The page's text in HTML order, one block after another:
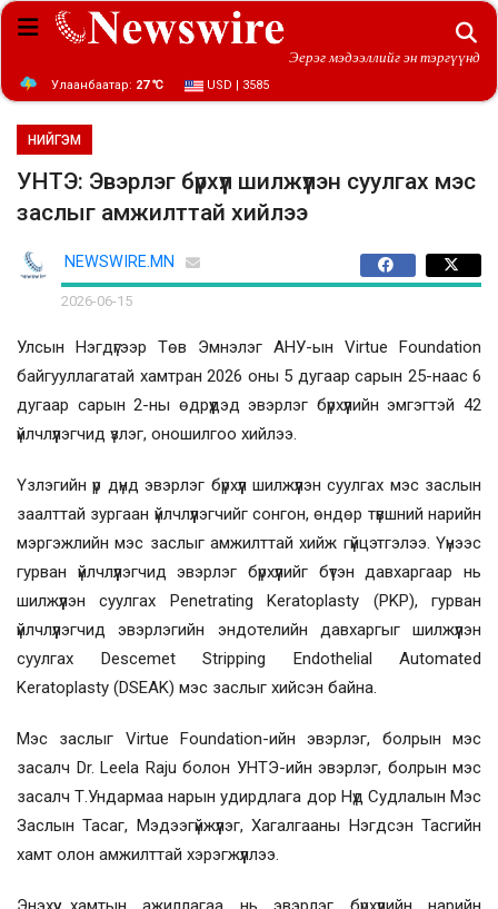
Эерэг мэдээллийг эн тэргүүнд
Улаанбаатар: 27 ℃ USD | 3585
НИЙГЭМ
УНТЭ: Эвэрлэг бүрхүүл шилжүүлэн суулгах мэс
заслыг амжилттай хийлээ
NEWSWIRE.MN
2026-06-15
Улсын Нэгдүгээр Төв Эмнэлэг АНУ-ын Virtue Foundation
байгууллагатай хамтран 2026 оны 5 дугаар сарын 25-наас 6
дугаар сарын 2-ны өдрүүдэд эвэрлэг бүрхүүлийн эмгэгтэй 42
үйлчлүүлэгчид үзлэг, оношилгоо хийлээ.
Үзлэгийн үр дүнд эвэрлэг бүрхүүл шилжүүлэн суулгах мэс заслын
заалттай зургаан үйлчлүүлэгчийг сонгон, өндөр түвшний нарийн
мэргэжлийн мэс заслыг амжилттай хийж гүйцэтгэлээ. Үүнээс
гурван үйлчлүүлэгчид эвэрлэг бүрхүүлийг бүтэн давхаргаар нь
шилжүүлэн суулгах Penetrating Keratoplasty (PKP), гурван
үйлчлүүлэгчид эвэрлэгийн эндотелийн давхаргыг шилжүүлэн
суулгах Descemet Stripping Endothelial Automated
Keratoplasty (DSEAK) мэс заслыг хийсэн байна.
Мэс заслыг Virtue Foundation-ийн эвэрлэг, болрын мэс
засалч Dr. Leela Raju болон УНТЭ-ийн эвэрлэг, болрын мэс
засалч Т.Ундармаа нарын удирдлага дор Нүд Судлалын Мэс
Заслын Тасаг, Мэдээгүйжүүлэг, Хагалгааны Нэгдсэн Тасгийн
хамт олон амжилттай хэрэгжүүллээ.